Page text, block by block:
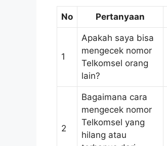
No Pertanyaan
1
Apakah saya bisa
mengecek nomor
Telkomsel orang
lain?
2
Bagaimana cara
mengecek nomor
Telkomsel yang
hilang atau